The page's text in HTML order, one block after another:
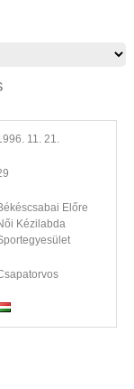
11. 21.
Előre
Kézilabda